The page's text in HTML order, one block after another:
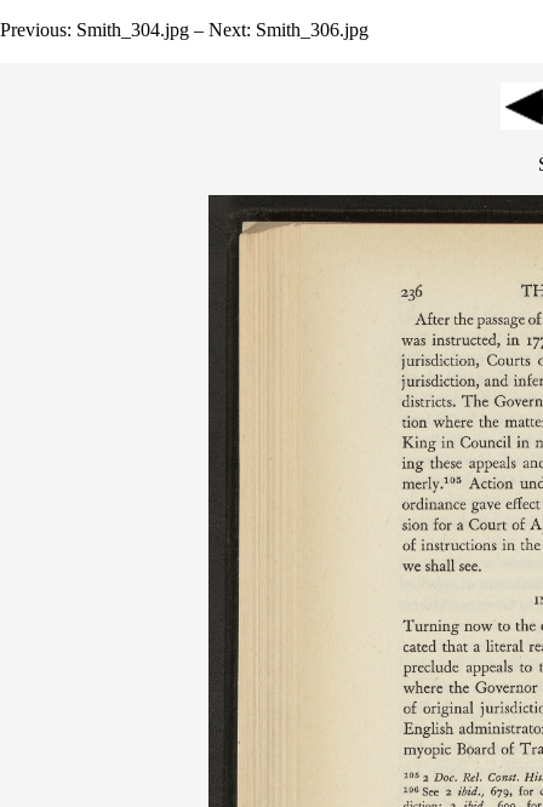
Previous: Smith_304.jpg – Next: Smith_306.jpg